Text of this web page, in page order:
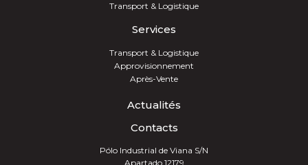
Transport & Logistique
Services
Transport & Logistique
Approvisionnement
Après-Vente
Actualités
Contacts
Pólo Industrial de Viana S/N
Apartado 12179